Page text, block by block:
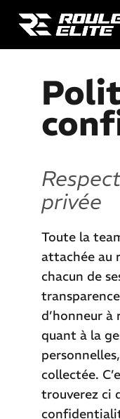
privée
Toute la
attachée au
chacun de
d’honneur à
quant à la
collectée.
trouverez ci